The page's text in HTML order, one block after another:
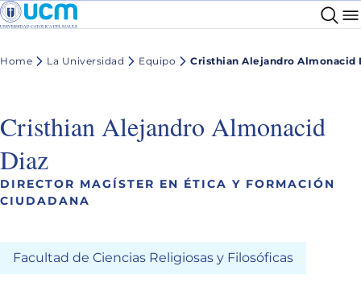
Home La Universidad Equipo Cristhian Alejandro Almonacid
Cristhian Alejandro Almonacid
Diaz
DIRECTOR MAGÍSTER EN ÉTICA Y FORMACIÓN
CIUDADANA
Facultad de Ciencias Religiosas y Filosóficas